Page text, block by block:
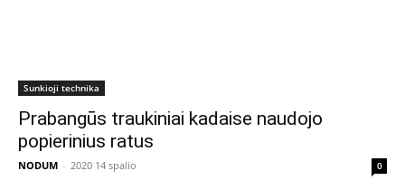
Sunkioji technika
Prabangūs traukiniai kadaise naudojo
popierinius ratus
NODUM - 2020 14 spalio 0